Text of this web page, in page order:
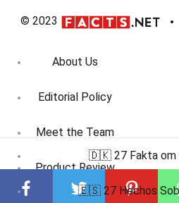
© 2023
About Us
Editorial Policy
Meet the Team
Product Review
🇩🇰 27 Fakta om
🇪🇸 27 Hechos